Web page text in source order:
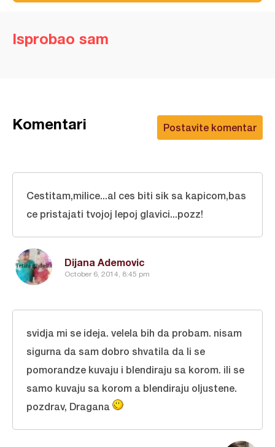
Isprobao sam
Postavite komentar
Komentari
Dijana Ademovic
October 6, 2014, 8:45 pm
Cestitam,milice...al ces biti sik sa kapicom,bas
ce pristajati tvojoj lepoj glavici...pozz!
svidja mi se ideja. velela bih da probam. nisam
sigurna da sam dobro shvatila da li se
pomorandze kuvaju i blendiraju sa korom. ili se
samo kuvaju sa korom a blendiraju oljustene.
pozdrav, Dragana